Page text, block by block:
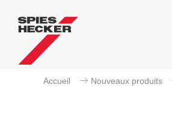
Accueil Nouveaux produits